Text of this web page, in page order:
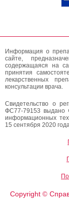
Информация о
сайте,
содержащаяся на
принятия
лекарственных
консультации врача.
Свидетельство о
ФС77-79153 выдано
информационных
15 сентября 2020
Copyright ©